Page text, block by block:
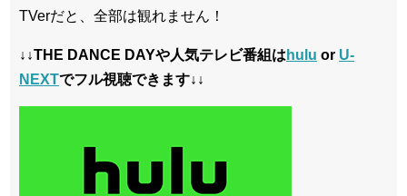
TVerだと、全部は観れません！
↓↓THE DANCE DAYや人気テレビ番組は hulu or U-
NEXTでフル視聴できます↓↓